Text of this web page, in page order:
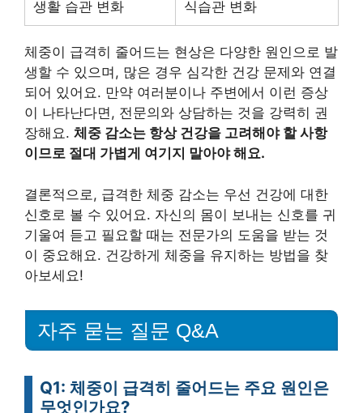
생활 습관 변화 식습관 변화
체중이 급격히 줄어드는 현상은 다양한 원인으로 발
생할 수 있으며, 많은 경우 심각한 건강 문제와 연결
되어 있어요. 만약 여러분이나 주변에서 이런 증상
이 나타난다면, 전문의와 상담하는 것을 강력히 권
장해요. 체중 감소는 항상 건강을 고려해야 할 사항
이므로 절대 가볍게 여기지 말아야 해요.
결론적으로, 급격한 체중 감소는 우선 건강에 대한
신호로 볼 수 있어요. 자신의 몸이 보내는 신호를 귀
기울여 듣고 필요할 때는 전문가의 도움을 받는 것
이 중요해요. 건강하게 체중을 유지하는 방법을 찾
아보세요!
자주 묻는 질문 Q&A
Q1: 체중이 급격히 줄어드는 주요 원인은
무엇인가요?